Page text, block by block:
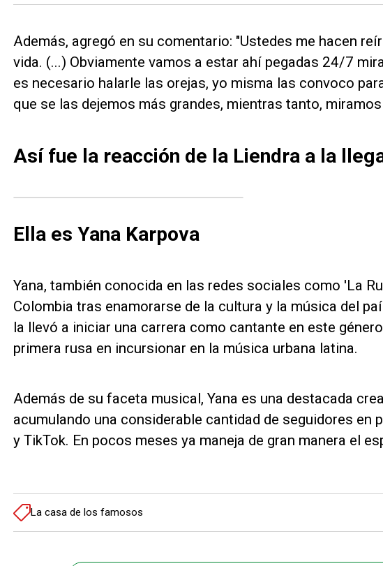
Además, agregó en su comentario: "Ustedes me hacen
vida. (...) Obviamente vamos a estar ahí pegadas 24/7
es necesario halarle las orejas, yo misma las convoco
que se las dejemos más grandes, mientras tanto,
Así fue la reacción de la Liendra a la
Ella es Yana Karpova
Yana, también conocida en las redes sociales como 'La
Colombia tras enamorarse de la cultura y la música del
la llevó a iniciar una carrera como cantante en este
primera rusa en incursionar en la música urbana latina.
Además de su faceta musical, Yana es una destacada
acumulando una considerable cantidad de seguidores en
y TikTok. En pocos meses ya maneja de gran manera el
La casa de los famosos